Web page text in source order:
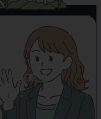
的未來注
量！